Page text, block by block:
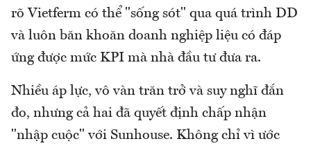
rõ Vietferm có thể "sống sót" qua quá trình DD
và luôn băn khoăn doanh nghiệp liệu có đáp
ứng được mức KPI mà nhà đầu tư đưa ra.
Nhiều áp lực, vô vàn trăn trở và suy nghĩ đắn
đo, nhưng cả hai đã quyết định chấp nhận
"nhập cuộc" với Sunhouse. Không chỉ vì ước